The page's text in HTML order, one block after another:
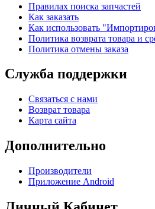
Правилах поиска запчастей
Как заказать
Как использовать
Политика возврата товара и
Политика отмены заказа
Служба поддержки
Связаться с нами
Возврат товара
Карта сайта
Дополнительно
Производители
Приложение Android